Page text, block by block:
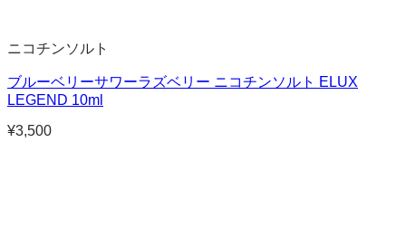
ニコチンソルト
ブルーベリーサワーラズベリー ニコチンソルト ELUX
LEGEND 10ml
¥3,500